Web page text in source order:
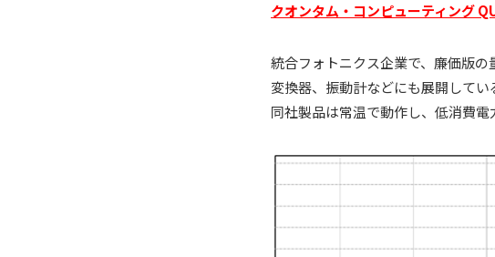
クオンタム・コンピューティング
統合フォトニクス企業で、廉価版
変換器、振動計などにも展開してい
同社製品は常温で動作し、低消費電